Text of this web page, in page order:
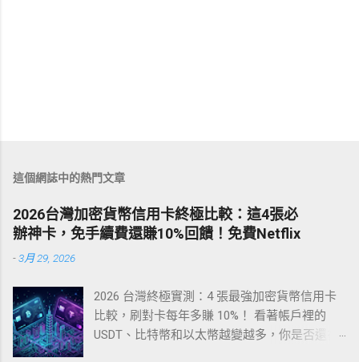
這個網誌中的熱門文章
2026台灣加密貨幣信用卡終極比較：這4張必
辦神卡，免手續費還賺10%回饋！免費Netflix
-3月 29, 2026
2026 台灣終極實測：4 張最強加密貨幣信用卡
比較，刷對卡每年多賺 10%！ 看著帳戶裡的
USDT、比特幣和以太幣越變越多，你是否還在